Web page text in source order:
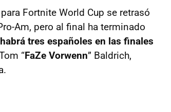
Fortnite World Cup se retrasó
Am, pero al final ha terminado
habrá tres españoles en las finales
“FaZe Vorwenn” Baldrich,